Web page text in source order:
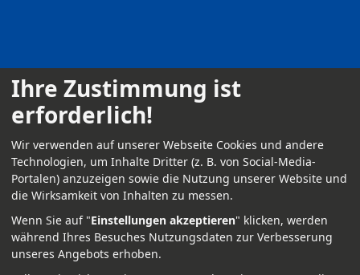
Kontakt
Impressum
Datenschutz
Anmelden
Ihre Zustimmung ist
erforderlich!
Wir verwenden auf unserer Webseite Cookies und andere
Technologien, um Inhalte Dritter (z. B. von Social-Media-
Portalen) anzuzeigen sowie die Nutzung unserer Website und
die Wirksamkeit von Inhalten zu messen.
Wenn Sie auf "Einstellungen akzeptieren" klicken, werden
während Ihres Besuches Nutzungsdaten zur Verbesserung
unseres Angebots erhoben.